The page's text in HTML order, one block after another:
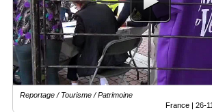
Reportage / Tourisme / Patrimoine
France | 26-